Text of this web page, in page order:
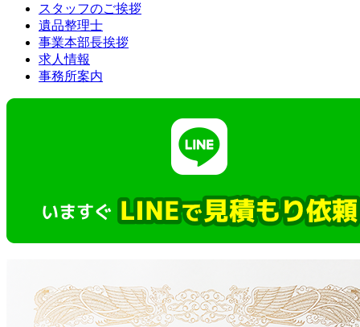
スタッフのご挨拶
遺品整理士
事業本部長挨拶
求人情報
事務所案内